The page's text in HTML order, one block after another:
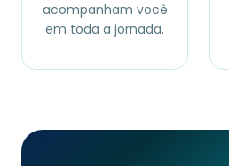
acompanham você
em toda a jornada.